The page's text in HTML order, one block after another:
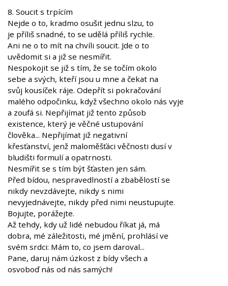
8. Soucit s trpícím
Nejde o to, kradmo osušit jednu slzu, to
je příliš snadné, to se udělá příliš rychle.
Ani ne o to mít na chvíli soucit. Jde o to
uvědomit si a již se nesmířit.
Nespokojit se již s tím, že se točím okolo
sebe a svých, kteří jsou u mne a čekat na
svůj kousíček ráje. Odepřít si pokračování
malého odpočinku, když všechno okolo nás vyje
a zoufá si. Nepřijímat již tento způsob
existence, který je věčné ustupování
člověka... Nepřijímat již negativní
křesťanství, jenž maloměšťáci věčnosti dusí v
bludišti formulí a opatrnosti.
Nesmířit se s tím být šťasten jen sám.
Před bídou, nespravedlností a zbabělostí se
nikdy nevzdávejte, nikdy s nimi
nevyjednávejte, nikdy před nimi neustupujte.
Bojujte, porážejte.
Až tehdy, kdy už lidé nebudou říkat já, má
dobra, mé záležitosti, mé jmění, prohlásí ve
svém srdci: Mám to, co jsem daroval...
Pane, daruj nám úzkost z bídy všech a
osvoboď nás od nás samých!